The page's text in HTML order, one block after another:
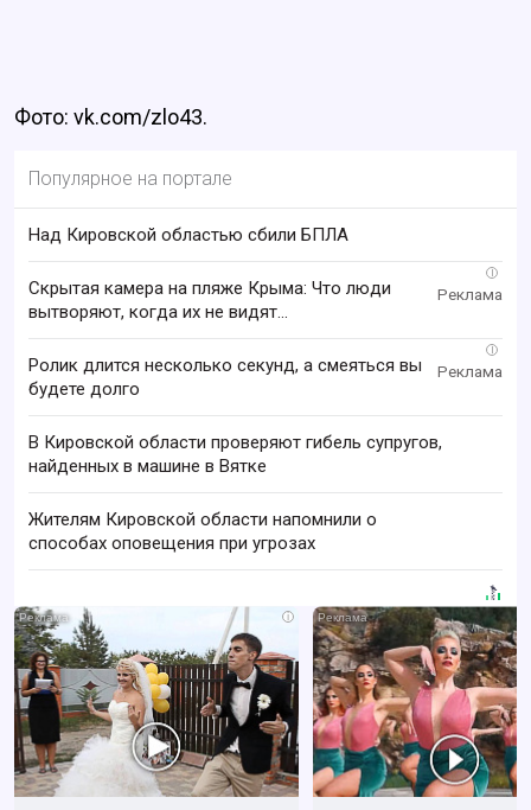
Фото: vk.com/zlo43.
Популярное на портале
Над Кировской областью сбили БПЛА
i
Скрытая камера на пляже Крыма: Что люди
вытворяют, когда их не видят...
i
Ролик длится несколько секунд, а смеяться вы
будете долго
В Кировской области проверяют гибель супругов,
найденных в машине в Вятке
Жителям Кировской области напомнили о
способах оповещения при угрозах
i